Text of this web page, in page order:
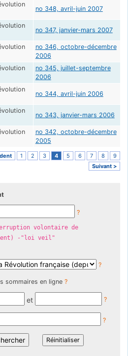
no 348, avril-juin 2007
no 347, janvier-mars 2007
no 346, octobre-décembre
2006
no 345, juillet-septembre
2006
no 344, avril-juin 2006
no 343, janvier-mars 2006
no 342, octobre-décembre
2005
1 2 3 4 5 6 7 8
9
Suivant >
?
volontaire de
-"loi veil"
?
sommaires en ligne ?
et ?
?